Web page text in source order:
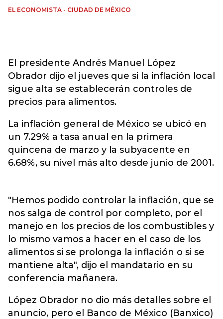
EL ECONOMISTA - CIUDAD DE MÉXICO
El presidente Andrés Manuel López
Obrador dijo el jueves que si la inflación local
sigue alta se establecerán controles de
precios para alimentos.
La inflación general de México se ubicó en
un 7.29% a tasa anual en la primera
quincena de marzo y la subyacente en
6.68%, su nivel más alto desde junio de 2001.
"Hemos podido controlar la inflación, que se
nos salga de control por completo, por el
manejo en los precios de los combustibles y
lo mismo vamos a hacer en el caso de los
alimentos si se prolonga la inflación o si se
mantiene alta", dijo el mandatario en su
conferencia mañanera.
López Obrador no dio más detalles sobre el
anuncio, pero el Banco de México (Banxico)